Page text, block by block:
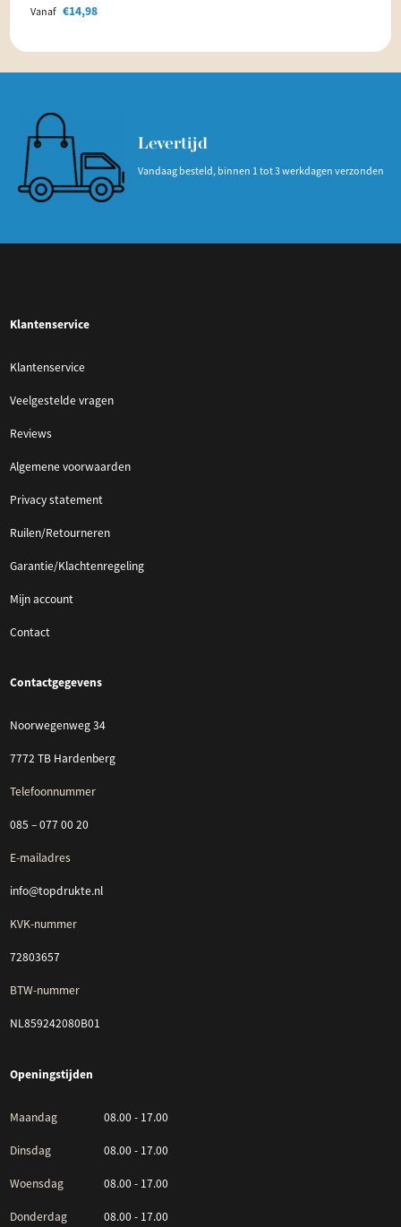
Vanaf €14,98
Levertijd
Vandaag besteld, binnen 1 tot 3 werkdagen verzonden
Klantenservice
Klantenservice
Veelgestelde vragen
Reviews
Algemene voorwaarden
Privacy statement
Ruilen/Retourneren
Garantie/Klachtenregeling
Mijn account
Contact
Contactgegevens
Noorwegenweg 34
7772 TB Hardenberg
Telefoonnummer
085 – 077 00 20
E-mailadres
info@topdrukte.nl
KVK-nummer
72803657
BTW-nummer
NL859242080B01
Openingstijden
Maandag 08.00 - 17.00
Dinsdag 08.00 - 17.00
Woensdag 08.00 - 17.00
Donderdag 08.00 - 17.00